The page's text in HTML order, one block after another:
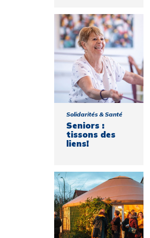
Solidarités & Santé
Seniors :
tissons des
liens!